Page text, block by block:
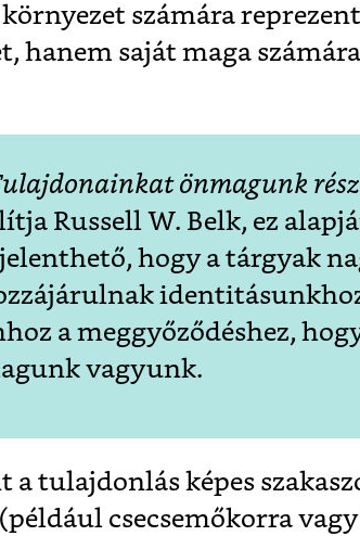
környezet számára
hanem saját maga
önmagunk
Russell W. Belk, ez
hogy a tárgyak
identitásunkhoz
a meggyőződéshez,
vagyunk.
a tulajdonlás képes
csecsemőkorra